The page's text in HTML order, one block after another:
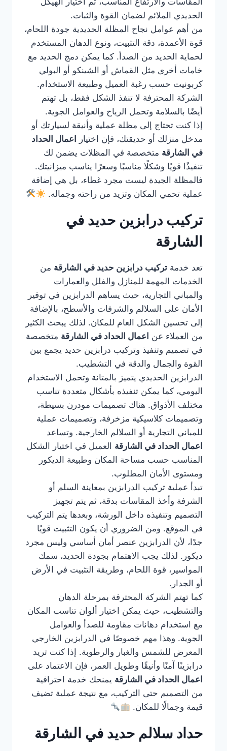
الحديدي الملائم لضمان القوة والثبات.
من أهم عوامل نجاح المظلة الحديدية جودة اللحام،
قوة الأعمدة، دقة التثبيت، ونوع الدهان المستخدم
لحماية الحديد من الصدأ. كما يمكن دمج الحديد مع
خامات أخرى مثل القماش أو الشينكو أو البولي
كربونيت حسب رغبة العميل وطبيعة الاستخدام.
الشركة المحترفة لا تنفذ الشكل فقط، بل تهتم
أيضًا بالسلامة وتحمل الرياح والعوامل الجوية.
إذا كنت تحتاج إلى مظلة عملية وأنيقة لسيارتك أو
مدخل منزلك أو حديقتك، فإن اختيار
اعمال الحداد
في الشارقة متخصصة في المظلات يضمن لك
تنفيذًا قويًا وشكلًا مناسبًا وسعرًا يناسب ميزانيتك.
فالمظلة الجيدة ليست مجرد غطاء، بل هي إضافة
عملية تحمي المكان وتزيد من راحته وجماله.
تركيب درابزين حديد في
الشارقة
تعد خدمة تركيب درابزين حديد في الشارقة من
الخدمات المهمة للمنازل والفلل والعمارات
والمباني التجارية، حيث يساهم الدرابزين في توفير
الأمان على السلالم والشرفات والأسطح، بالإضافة
إلى تحسين الشكل العام للمكان. لذلك يبحث الكثير
من العملاء عن اعمال الحداد في الشارقة متخصصة
في تصميم وتنفيذ وتركيب درابزين حديد يجمع بين
القوة والجمال والدقة في التشطيب.
الدرابزين الحديدي يتميز بالمتانة وتحمل الاستخدام
اليومي، كما يمكن تنفيذه بأشكال متعددة تناسب
مختلف الأذواق. هناك تصميمات مودرن بسيطة،
وتصميمات كلاسيكية مزخرفة، وتصميمات عملية
للمباني التجارية أو السلالم الخارجية. وتساعد
اعمال الحداد في الشارقة العميل في اختيار الشكل
المناسب حسب مساحة المكان وطبيعة الديكور
ومستوى الأمان المطلوب.
تبدأ عملية تركيب الدرابزين بمعاينة السلم أو
الشرفة وأخذ المقاسات بدقة، ثم يتم تجهيز
التصميم وتنفيذه داخل الورشة، وبعدها يتم التركيب
في الموقع. ومن الضروري أن يكون التثبيت قويًا
جدًا، لأن الدرابزين عنصر أمان أساسي وليس مجرد
ديكور. لذلك يجب الاهتمام بجودة الحديد، سمك
المواسير، قوة اللحام، وطريقة التثبيت في الأرض
أو الجدار.
كما تهتم الشركة المحترفة بمرحلة الدهان
والتشطيب، حيث يمكن اختيار ألوان تناسب المكان
مع استخدام دهانات مقاومة للصدأ والعوامل
الجوية. وهذا مهم خصوصًا في الدرابزين الخارجي
المعرض للشمس والغبار والرطوبة. إذا كنت تريد
درابزينًا آمنًا وأنيقًا وطويل العمر، فإن الاعتماد على
اعمال الحداد في الشارقة يمنحك خدمة احترافية
من التصميم حتى التركيب، مع نتيجة عملية تضيف
قيمة وجمالًا للمكان.
حداد سلالم حديد في الشارقة